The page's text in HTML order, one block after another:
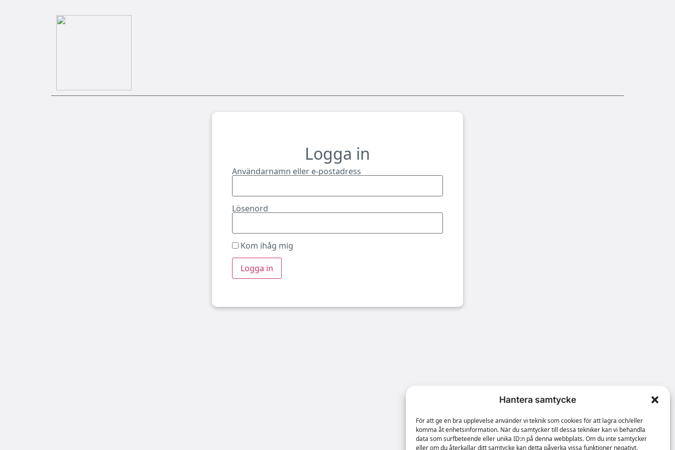
Hantera samtycke
För att ge en bra upplevelse använder vi teknik som cookies för att lagra och/eller
komma åt enhetsinformation. När du samtycker till dessa tekniker kan vi behandla
data som surfbeteende eller unika ID:n på denna webbplats. Om du inte samtycker
eller om du återkallar ditt samtycke kan detta påverka vissa funktioner negativt.
Logga in
Användarnamn eller e-postadress
Lösenord
Kom ihåg mig